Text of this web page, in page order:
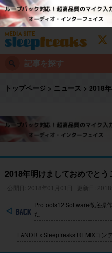
記事を探す
トップページ > ニュース > 2018
2018年明けましておめでとう
公開日: 2018年01月01日 更新日:
ProTools12 Software徹底操
た
LANDR x Sleepfreaks REMIXコン